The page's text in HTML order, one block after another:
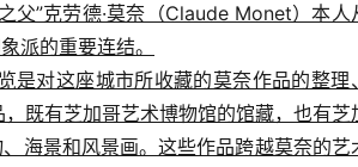
父”克劳德·莫奈（Claude Monet）本人
派的重要连结。
是对这座城市所收藏的莫奈作品的整理
既有芝加哥艺术博物馆的馆藏，也有芝
海景和风景画。这些作品跨越莫奈的艺